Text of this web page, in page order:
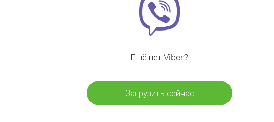
Ещё нет Viber?
Загрузить сейчас